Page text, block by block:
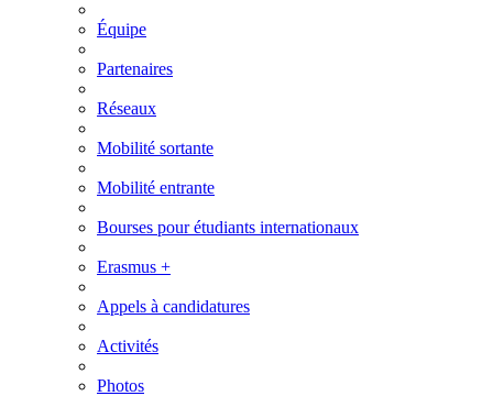
Équipe
Partenaires
Réseaux
Mobilité sortante
Mobilité entrante
Bourses pour étudiants internationaux
Erasmus +
Appels à candidatures
Activités
Photos